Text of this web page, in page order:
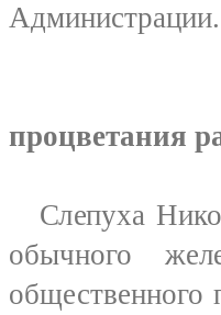
Администрации.
процветания
Слепуха
обычного
общественного